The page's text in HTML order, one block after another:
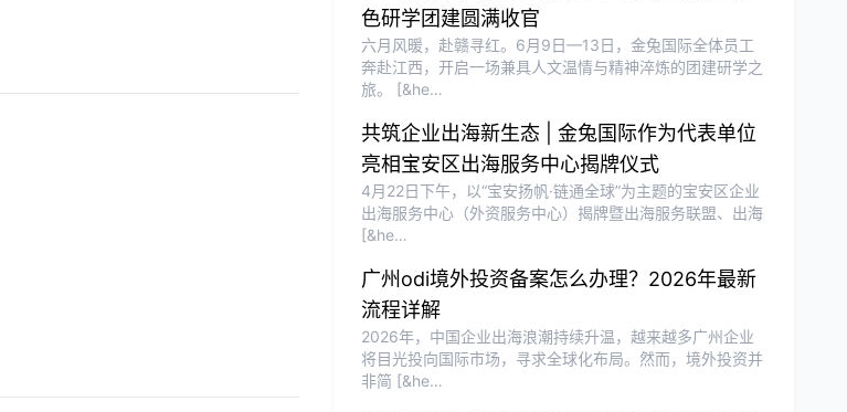
Olivia Wang
香港公司注册和审计服务专业高效，非常
色研学团建圆满收官
六月风暖，赴赣寻红。6月9日—13日，金兔国际全体员工
奔赴江西，开启一场兼具人文温情与精神淬炼的团建研学之
旅。 [&he…
共筑企业出海新生态 | 金兔国际作为代表单位
亮相宝安区出海服务中心揭牌仪式
4月22日下午，以“宝安扬帆·链通全球”为主题的宝安区企业
出海服务中心（外资服务中心）揭牌暨出海服务联盟、出海
[&he…
广州odi境外投资备案怎么办理？2026年最新
流程详解
2026年，中国企业出海浪潮持续升温，越来越多广州企业
将目光投向国际市场，寻求全球化布局。然而，境外投资并
非简 [&he…